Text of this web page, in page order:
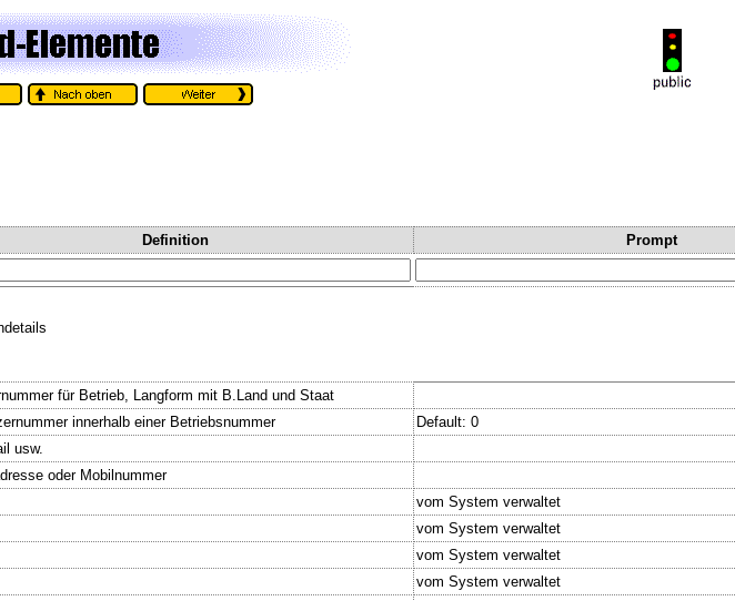
Definition Prompt
für Betrieb, Langform mit B.Land und Staat
innerhalb einer Betriebsnummer
Default: 0
usw.
oder Mobilnummer
vom System verwaltet
vom System verwaltet
vom System verwaltet
vom System verwaltet